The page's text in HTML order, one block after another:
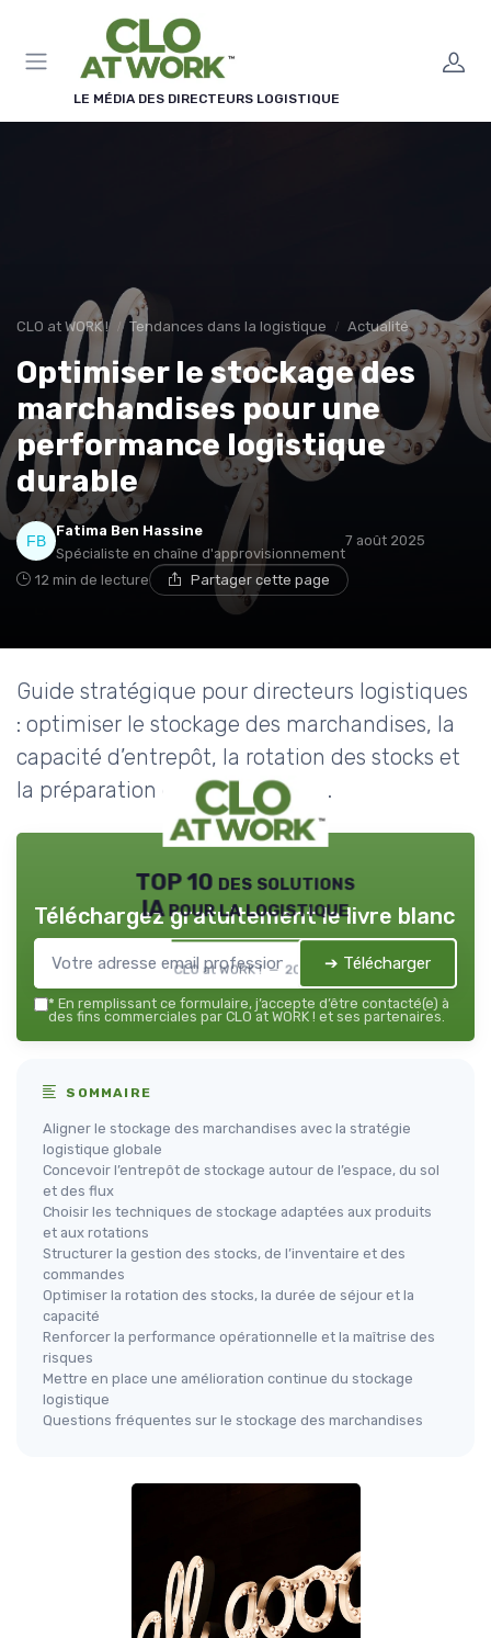
LE MÉDIA DES DIRECTEURS LOGISTIQUE
CLO at WORK ! Tendances dans la logistique Actualité
Optimiser le stockage des
marchandises pour une
performance logistique
durable
Fatima Ben Hassine
Spécialiste en chaîne d'approvisionnement
7 août 2025
12 min de lecture Partager cette page
Guide stratégique pour directeurs logistiques
: optimiser le stockage des marchandises, la
capacité d’entrepôt, la rotation des stocks et
la préparation des commandes.
TOP 10 des solutions
IA pour la logistique
CLO at WORK ! — 2026
Téléchargez gratuitement le livre blanc
➔ Télécharger
* En remplissant ce formulaire, j’accepte d’être contacté(e) à
des fins commerciales par CLO at WORK ! et ses partenaires.
SOMMAIRE
Aligner le stockage des marchandises avec la stratégie
logistique globale
Concevoir l’entrepôt de stockage autour de l’espace, du sol
et des flux
Choisir les techniques de stockage adaptées aux produits
et aux rotations
Structurer la gestion des stocks, de l’inventaire et des
commandes
Optimiser la rotation des stocks, la durée de séjour et la
capacité
Renforcer la performance opérationnelle et la maîtrise des
risques
Mettre en place une amélioration continue du stockage
logistique
Questions fréquentes sur le stockage des marchandises
Panneau de gestion des cookies